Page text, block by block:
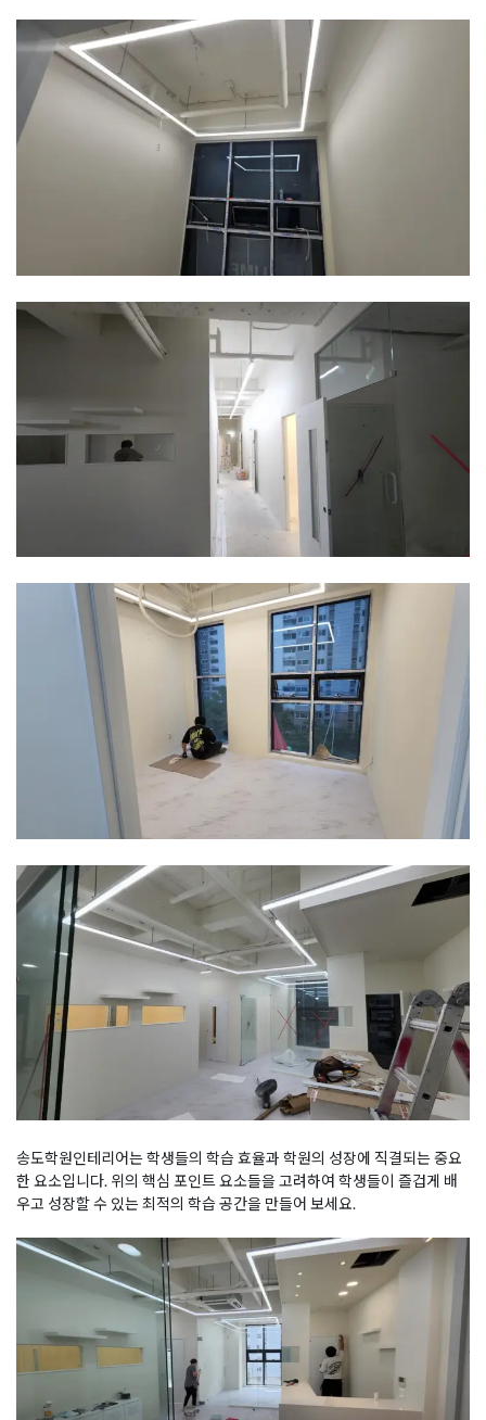
송도학원인테리어는 학생들의 학습 효율과 학원의 성장에 직결되는 중요
한 요소입니다. 위의 핵심 포인트 요소들을 고려하여 학생들이 즐겁게 배
우고 성장할 수 있는 최적의 학습 공간을 만들어 보세요.